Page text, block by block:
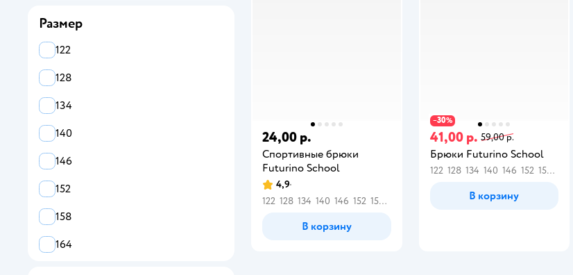
24,00 р.
Спортивные брюки
Futurino School
4,9
122 128 134 140 146 152 158
В корзину
−30%
41,00 р. 59,00 р.
Брюки Futurino School
122 128 134 140 146 152 158
В корзину
Размер
122
128
134
140
146
152
158
164